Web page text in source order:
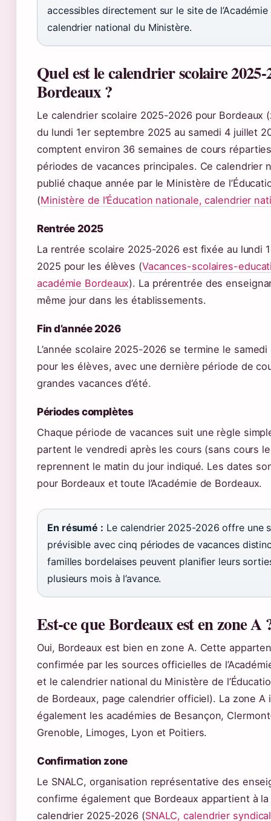
accessibles directement sur le site de
calendrier national du Ministère.
Quel est le calendrier scolaire 2025-
Bordeaux ?
Le calendrier scolaire 2025-2026 pour Bordeaux
du lundi 1er septembre 2025 au samedi 4 juillet
comptent environ 36 semaines de cours
périodes de vacances principales. Ce calendrier
publié chaque année par le Ministère de
(Ministère de l’Éducation nationale, calendrier
Rentrée 2025
La rentrée scolaire 2025-2026 est fixée au lundi
2025 pour les élèves (Vacances-scolaires-
académie Bordeaux). La prérentrée des
même jour dans les établissements.
Fin d’année 2026
L’année scolaire 2025-2026 se termine le
pour les élèves, avec une dernière période de
grandes vacances d’été.
Périodes complètes
Chaque période de vacances suit une règle
partent le vendredi après les cours (sans cours
reprennent le matin du jour indiqué. Les dates
pour Bordeaux et toute l’Académie de Bordeaux.
En résumé : Le calendrier 2025-2026 offre une
prévisible avec cinq périodes de vacances
familles bordelaises peuvent planifier leurs
plusieurs mois à l’avance.
Est-ce que Bordeaux est en zone A
Oui, Bordeaux est bien en zone A. Cette
confirmée par les sources officielles de
et le calendrier national du Ministère de
de Bordeaux, page calendrier officiel). La zone A
également les académies de Besançon,
Grenoble, Limoges, Lyon et Poitiers.
Confirmation zone
Le SNALC, organisation représentative des
confirme également que Bordeaux appartient à
calendrier 2025-2026 (SNALC, calendrier